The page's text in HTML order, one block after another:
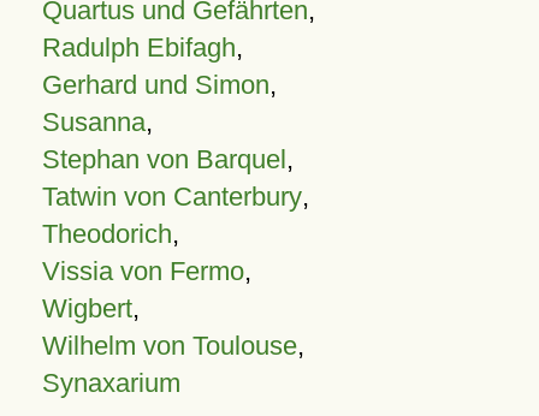
Quartus und Gefährten,
Radulph Ebifagh,
Gerhard und Simon,
Susanna,
Stephan von Barquel,
Tatwin von Canterbury,
Theodorich,
Vissia von Fermo,
Wigbert,
Wilhelm von Toulouse,
Synaxarium